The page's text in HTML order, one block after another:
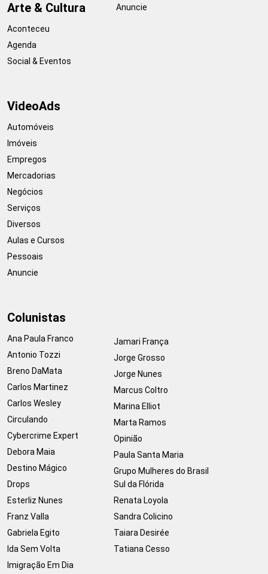
Arte & Cultura
Aconteceu
Agenda
Social & Eventos
Anuncie
VideoAds
Automóveis
Imóveis
Empregos
Mercadorias
Negócios
Serviços
Diversos
Aulas e Cursos
Pessoais
Anuncie
Colunistas
Ana Paula Franco
Antonio Tozzi
Breno DaMata
Carlos Martinez
Carlos Wesley
Circulando
Cybercrime Expert
Debora Maia
Destino Mágico
Drops
Esterliz Nunes
Franz Valla
Gabriela Egito
Ida Sem Volta
Imigração Em Dia
Jamari França
Jorge Grosso
Jorge Nunes
Marcus Coltro
Marina Elliot
Marta Ramos
Opinião
Paula Santa Maria
Grupo Mulheres do Brasil
Sul da Flórida
Renata Loyola
Sandra Colicino
Taiara Desirée
Tatiana Cesso